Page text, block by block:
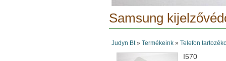
Samsung
Judyn Bt» Termékeink» Telefon
I570